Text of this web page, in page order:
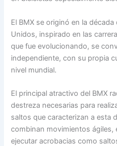
El BMX se originó en la
Unidos, inspirado en las
que fue evolucionando, se
independiente, con su propia
nivel mundial.
El principal atractivo del BMX
destreza necesarias para
saltos que caracterizan a esta
combinan movimientos ágiles,
ejecutar acrobacias como